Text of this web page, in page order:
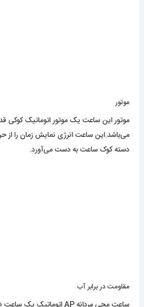
موتور
موتور این ساعت یک موتور اتوماتیک کوکی
می‌باشد.این ساعت انرژی نمایش زمان را
دسته کوک ساعت به دست می‌آورد.
مقاومت در برابر آب